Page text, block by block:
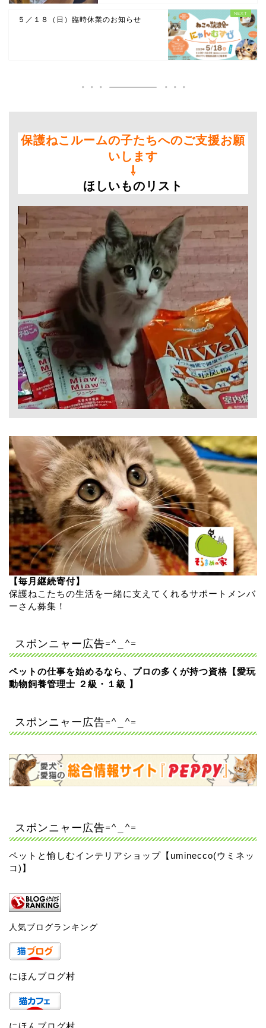
５／１８（日）臨時休業のお知らせ
保護ねこルームの子たちへのご支援お願
いします
⇩
ほしいものリスト
【毎月継続寄付】
保護ねこたちの生活を一緒に支えてくれるサポートメンバ
ーさん募集！
スポンニャー広告=^_^=
ペットの仕事を始めるなら、プロの多くが持つ資格【愛玩
動物飼養管理士 ２級・１級 】
スポンニャー広告=^_^=
スポンニャー広告=^_^=
ペットと愉しむインテリアショップ【uminecco(ウミネッ
コ)】
人気ブログランキング
にほんブログ村